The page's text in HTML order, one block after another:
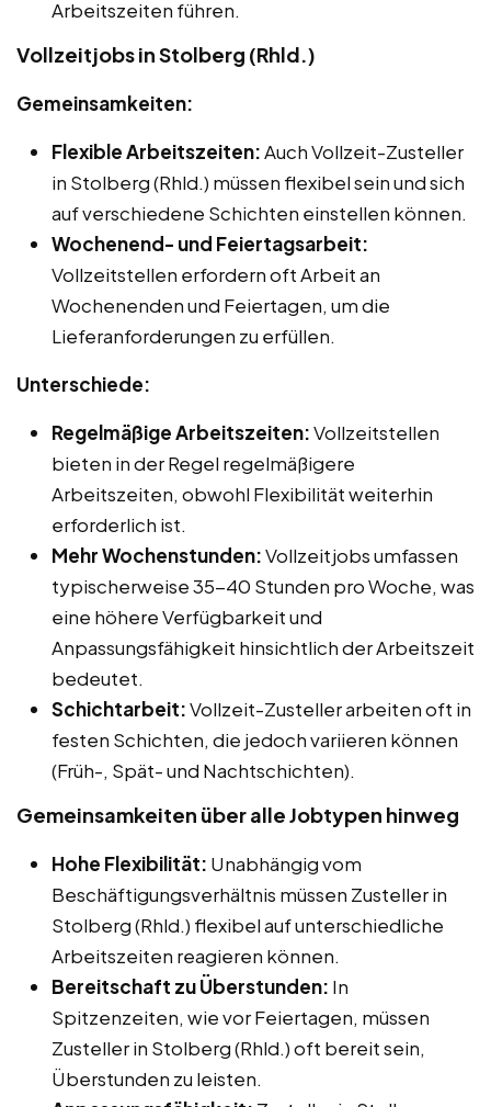
Arbeitszeiten führen.
Vollzeitjobs in Stolberg (Rhld.)
Gemeinsamkeiten:
Flexible Arbeitszeiten:Auch Vollzeit-Zusteller
in Stolberg (Rhld.) müssen flexibel sein und sich
auf verschiedene Schichten einstellen können.
Wochenend- und Feiertagsarbeit:
Vollzeitstellen erfordern oft Arbeit an
Wochenenden und Feiertagen, um die
Lieferanforderungen zu erfüllen.
Unterschiede:
Regelmäßige Arbeitszeiten:Vollzeitstellen
bieten in der Regel regelmäßigere
Arbeitszeiten, obwohl Flexibilität weiterhin
erforderlich ist.
Mehr Wochenstunden:Vollzeitjobs umfassen
typischerweise 35-40 Stunden pro Woche, was
eine höhere Verfügbarkeit und
Anpassungsfähigkeit hinsichtlich der Arbeitszeit
bedeutet.
Schichtarbeit:Vollzeit-Zusteller arbeiten oft in
festen Schichten, die jedoch variieren können
(Früh-, Spät- und Nachtschichten).
Gemeinsamkeiten über alle Jobtypen hinweg
Hohe Flexibilität: Unabhängig vom
Beschäftigungsverhältnis müssen Zusteller in
Stolberg (Rhld.) flexibel auf unterschiedliche
Arbeitszeiten reagieren können.
Bereitschaft zu Überstunden: In
Spitzenzeiten, wie vor Feiertagen, müssen
Zusteller in Stolberg (Rhld.) oft bereit sein,
Überstunden zu leisten.